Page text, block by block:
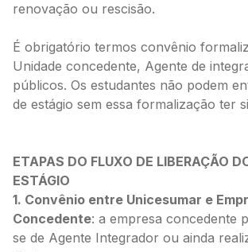
renovação ou rescisão.
É obrigatório termos convênio
Unidade concedente, Agente de
públicos. Os estudantes não podem
de estágio sem essa formalização ter
ETAPAS DO FLUXO DE LIBERAÇÃO
ESTÁGIO
1. Convênio entre Unicesumar e
Concedente: a empresa concedente
se de Agente Integrador ou ainda